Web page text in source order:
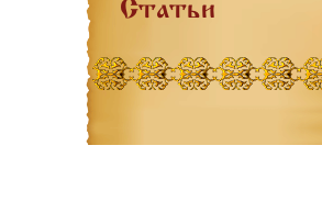
Статьи